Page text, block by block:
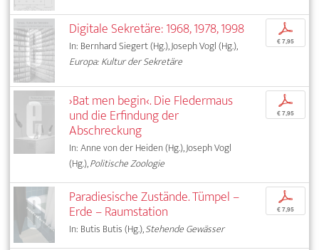
Digitale Sekretäre: 1968, 1978, 1998
In: Bernhard Siegert (Hg.), Joseph Vogl (Hg.),
Europa: Kultur der Sekretäre
p
€ 7,95
›Bat men begin‹. Die Fledermaus
und die Erfindung der
Abschreckung
In: Anne von der Heiden (Hg.), Joseph Vogl
(Hg.),Politische Zoologie
p
€ 7,95
Paradiesische Zustände. Tümpel –
Erde – Raumstation
In: Butis Butis (Hg.),Stehende Gewässer
p
€ 7,95